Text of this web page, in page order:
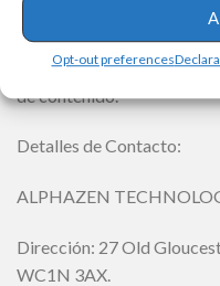
Opt-out preferences
estableciendo estándares
nuestra misión de
de calidad a todos los
de contenido.
Detalles de Contacto:
ALPHAZEN
Dirección: 27 Old
WC1N 3AX.